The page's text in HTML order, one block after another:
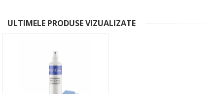
ULTIMELE PRODUSE VIZUALIZATE